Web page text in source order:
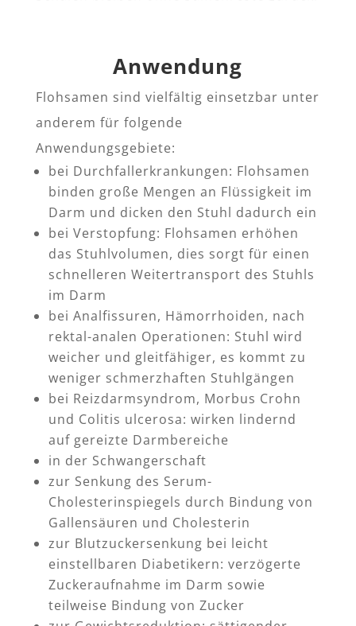
Anwendung
Flohsamen sind vielfältig einsetzbar unter
anderem für folgende
Anwendungsgebiete:
bei Durchfallerkrankungen: Flohsamen
binden große Mengen an Flüssigkeit im
Darm und dicken den Stuhl dadurch ein
bei Verstopfung: Flohsamen erhöhen
das Stuhlvolumen, dies sorgt für einen
schnelleren Weitertransport des Stuhls
im Darm
bei Analfissuren, Hämorrhoiden, nach
rektal-analen Operationen: Stuhl wird
weicher und gleitfähiger, es kommt zu
weniger schmerzhaften Stuhlgängen
bei Reizdarmsyndrom, Morbus Crohn
und Colitis ulcerosa: wirken lindernd
auf gereizte Darmbereiche
in der Schwangerschaft
zur Senkung des Serum-
Cholesterinspiegels durch Bindung von
Gallensäuren und Cholesterin
zur Blutzuckersenkung bei leicht
einstellbaren Diabetikern: verzögerte
Zuckeraufnahme im Darm sowie
teilweise Bindung von Zucker